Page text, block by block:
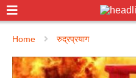
Home रुद्रप्रयाग